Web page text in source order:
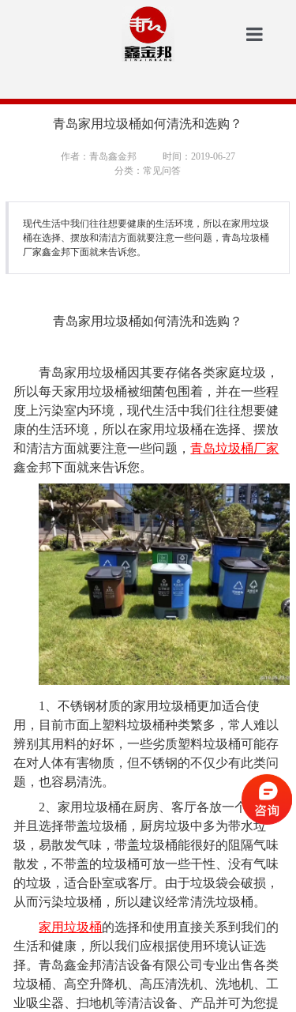
垃圾桶
联系方式
青岛家用垃圾桶如何清洗和选购？
作者：青岛鑫金邦
时间：2019-06-27
分类：常见问答
现代生活中我们往往想要健康的生活环境，所以在家用垃圾
桶在选择、摆放和清洁方面就要注意一些问题，青岛垃圾桶
厂家鑫金邦下面就来告诉您。
青岛家用垃圾桶如何清洗和选购？
青岛家用垃圾桶因其要存储各类家庭垃圾，
所以每天家用垃圾桶被细菌包围着，并在一些程
度上污染室内环境，现代生活中我们往往想要健
康的生活环境，所以在家用垃圾桶在选择、摆放
和清洁方面就要注意一些问题，青岛垃圾桶厂家
鑫金邦下面就来告诉您。
1
、不锈钢材质的家用垃圾桶更加适合使
用，目前市面上塑料垃圾桶种类繁多，常人难以
辨别其用料的好坏，一些劣质塑料垃圾桶可能存
在对人体有害物质，但不锈钢的不仅少有此类问
题，也容易清洗。
2 、家用垃圾桶在厨房、客厅各放一个即可
并且选择带盖垃圾桶，厨房垃圾中多为带水垃
圾，易散发气味，带盖垃圾桶能很好的阻隔气味
散发，不带盖的垃圾桶可放一些干性、没有气味
的垃圾，适合卧室或客厅。由于垃圾袋会破损，
从而污染垃圾桶，所以建议经常清洗垃圾桶。
家用垃圾桶的选择和使用直接关系到我们的
生活和健康，所以我们应根据使用环境认证选
择。青岛鑫金邦清洁设备有限公司专业出售各类
垃圾桶、高空升降机、高压清洗机、洗地机、工
业吸尘器、扫地机等清洁设备、产品并可为您提